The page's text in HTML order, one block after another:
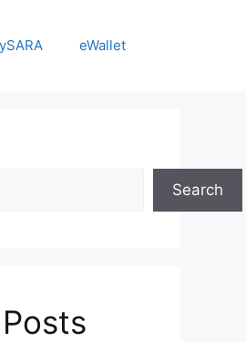
eWallet
Search